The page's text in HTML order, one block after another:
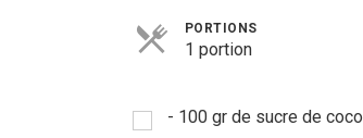
PORTIONS
1 portion
- 100 gr de sucre de coco